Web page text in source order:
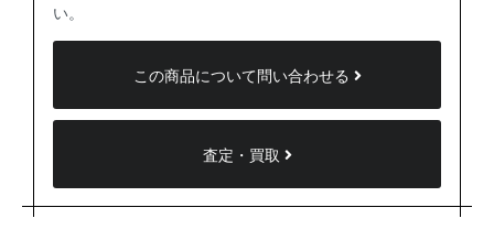
い。
この商品について問い合わせる
査定・買取